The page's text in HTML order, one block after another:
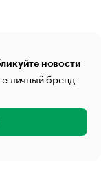
новости
личный бренд